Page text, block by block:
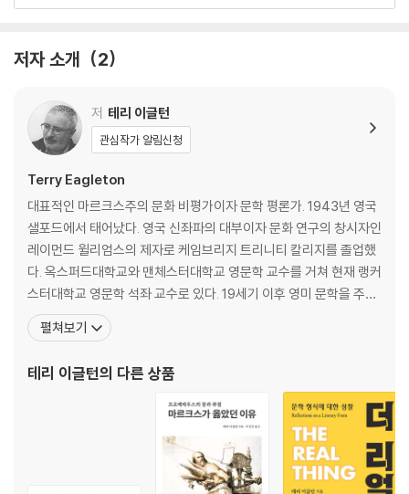
형식 전략으로서의 모더니즘
모더니즘과 새로움
모더니즘, 시간 그리고 영원
모더니즘과 역사 지우기
근대성은 망각의 형식이다
모더니즘과 전통
영국의 모더니즘
아일랜드 모더니즘
자가당착적인 용어: 모더니즘, 근대화
요약
2. 말과 사물
역사의 위기와 모더니즘
저자 소개 2
저 테리 이글턴
관심작가 알림신청
Terry Eagleton
대표적인 마르크스주의 문화 비평가이자 문학 평론가. 1943년 영국
샐포드에서 태어났다. 영국 신좌파의 대부이자 문화 연구의 창시자인
레이먼드 윌리엄스의 제자로 케임브리지 트리니티 칼리지를 졸업했
다. 옥스퍼드대학교와 맨체스터대학교 영문학 교수를 거쳐 현재 랭커
스터대학교 영문학 석좌 교수로 있다. 19세기 이후 영미 문학을 주로
연구하며, 문학사상론, 포스트모더니즘, 정치·이념·종교 등의 분야에
서 50여 권의 저서를 펴냈다. 그중 국내에 소개된 책으로 『미학 사상』
『우리 시대의 비극론』 『성자와 학자』 『포스트모더
펼쳐보기
테리 이글턴의 다른 상품